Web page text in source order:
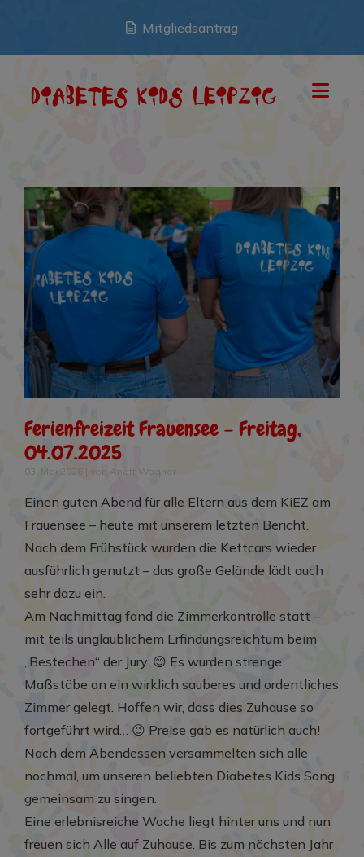
Mitgliedsantrag
Ferienfreizeit Frauensee – Freitag,
04.07.2025
Einen guten Abend für alle Eltern aus dem KiEZ am
Frauensee – heute mit unserem letzten Bericht.
Nach dem Frühstück wurden die Kettcars wieder
ausführlich genutzt – das große Gelände lädt auch
sehr dazu ein.
Am Nachmittag fand die Zimmerkontrolle statt –
mit teils unglaublichem Erfindungsreichtum beim
„Bestechen“ der Jury. 😊 Es wurden strenge
Maßstäbe an ein wirklich sauberes und ordentliches
Zimmer gelegt. Hoffen wir, dass dies Zuhause so
fortgeführt wird… 😉 Preise gab es natürlich auch!
Nach dem Abendessen versammelten sich alle
nochmal, um unseren beliebten Diabetes Kids Song
gemeinsam zu singen.
Eine erlebnisreiche Woche liegt hinter uns und nun
freuen sich Alle auf Zuhause. Bis zum nächsten Jahr